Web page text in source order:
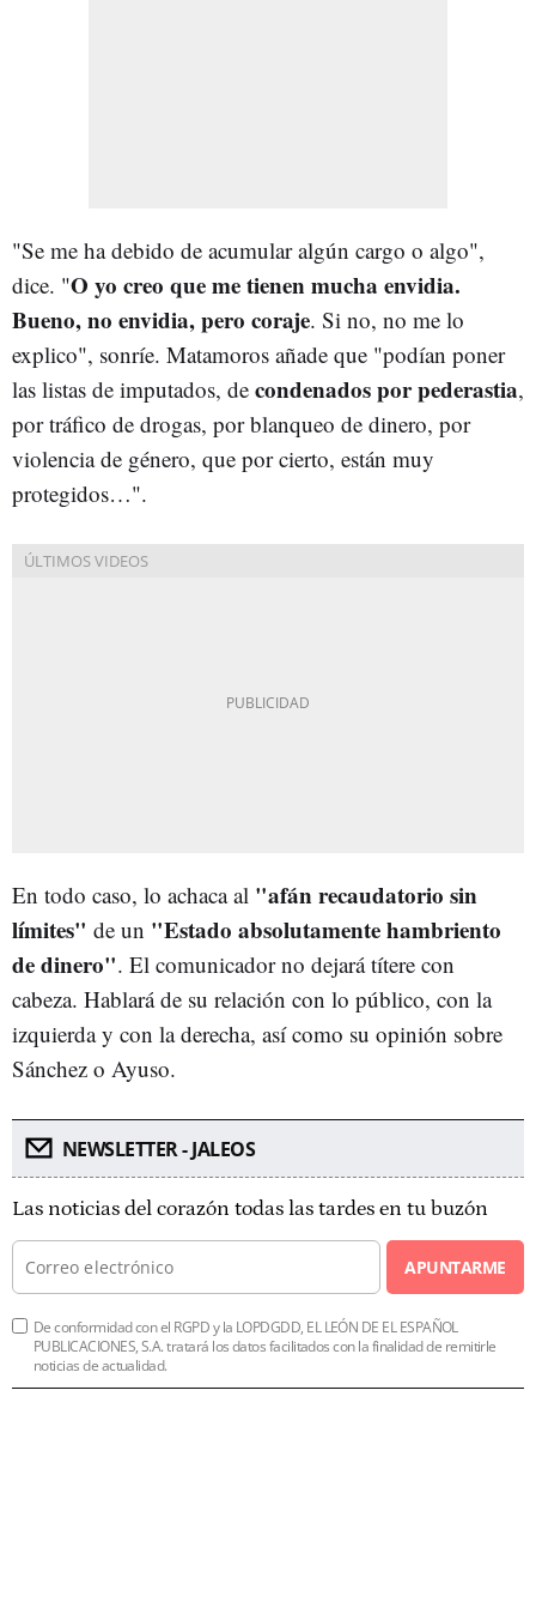
"Se me ha debido de acumular algún cargo o algo",
dice. "O yo creo que me tienen mucha envidia.
Bueno, no envidia, pero coraje. Si no, no me lo
explico", sonríe. Matamoros añade que "podían poner
las listas de imputados, de condenados por pederastia,
por tráfico de drogas, por blanqueo de dinero, por
violencia de género, que por cierto, están muy
protegidos…".
En todo caso, lo achaca al "afán recaudatorio sin
límites" de un "Estado absolutamente hambriento
de dinero". El comunicador no dejará títere con
cabeza. Hablará de su relación con lo público, con la
izquierda y con la derecha, así como su opinión sobre
Sánchez o Ayuso.
NEWSLETTER - JALEOS
Las noticias del corazón todas las tardes en tu buzón
APUNTARME
De conformidad con el RGPD y la LOPDGDD, EL LEÓN DE EL ESPAÑOL
PUBLICACIONES, S.A. tratará los datos facilitados con la finalidad de remitirle
noticias de actualidad.